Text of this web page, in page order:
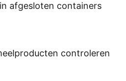
afgesloten containers
controleren